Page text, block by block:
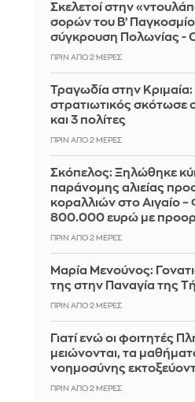
Σκελετοί στην
σορών του Β’
σύγκρουση Πολωνίας -
ΠΡΙΝ ΑΠΌ 2 ΜΈΡΕΣ
Τραγωδία στην
στρατιωτικός σκότωσε
και 3 πολίτες
ΠΡΙΝ ΑΠΌ 2 ΜΈΡΕΣ
Σκόπελος: Ξηλώθηκε
παράνομης αλιείας
κοραλλιών στο Αιγαίο –
800.000 ευρώ με
ΠΡΙΝ ΑΠΌ 2 ΜΈΡΕΣ
Μαρία Μενούνος:
της στην Παναγία της
ΠΡΙΝ ΑΠΌ 2 ΜΈΡΕΣ
Γιατί ενώ οι φοιτητές
μειώνονται, τα
νοημοσύνης
ΠΡΙΝ ΑΠΌ 2 ΜΈΡΕΣ